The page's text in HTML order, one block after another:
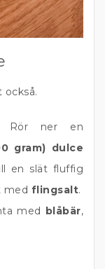
också.
Rör ner en
gram) dulce
en slät fluffig
med flingsalt.
med blåbär,